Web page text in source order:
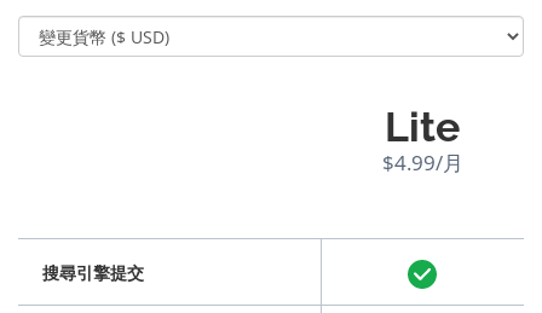
搜尋引擎提交
Lite
$4.99/月